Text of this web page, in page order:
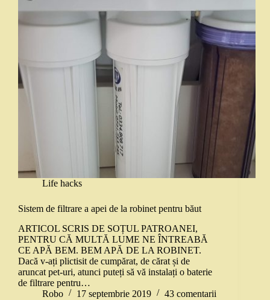
Life hacks
Sistem de filtrare a apei de la robinet pentru băut
ARTICOL SCRIS DE SOȚUL PATROANEI,
PENTRU CĂ MULTĂ LUME NE ÎNTREABĂ
CE APĂ BEM. BEM APĂ DE LA ROBINET.
Dacă v-ați plictisit de cumpărat, de cărat și de
aruncat pet-uri, atunci puteți să vă instalați o baterie
de filtrare pentru…
Robo
17 septembrie 2019 43 comentarii